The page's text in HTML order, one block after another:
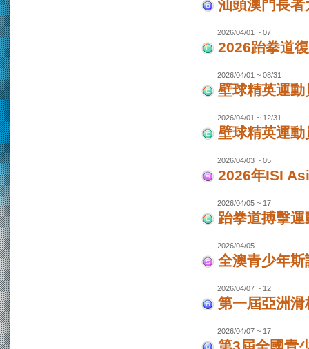
汕頭澳門長
2026/04/01 ~ 07
2026跆拳道
2026/04/01 ~ 08/31
壁球精英運
2026/04/01 ~ 12/31
壁球精英運
2026/04/03 ~ 05
2026年ISI
2026/04/05 ~ 17
跆拳道搏擊
2026/04/05
全澳青少年
2026/04/07 ~ 12
第一屆亞洲
2026/04/07 ~ 17